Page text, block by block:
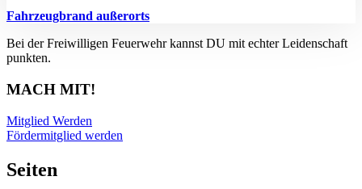
Fahrzeugbrand außerorts
Bei der Freiwilligen Feuerwehr kannst DU mit echter Leidenschaft
punkten.
MACH MIT!
Mitglied Werden
Fördermitglied werden
Seiten